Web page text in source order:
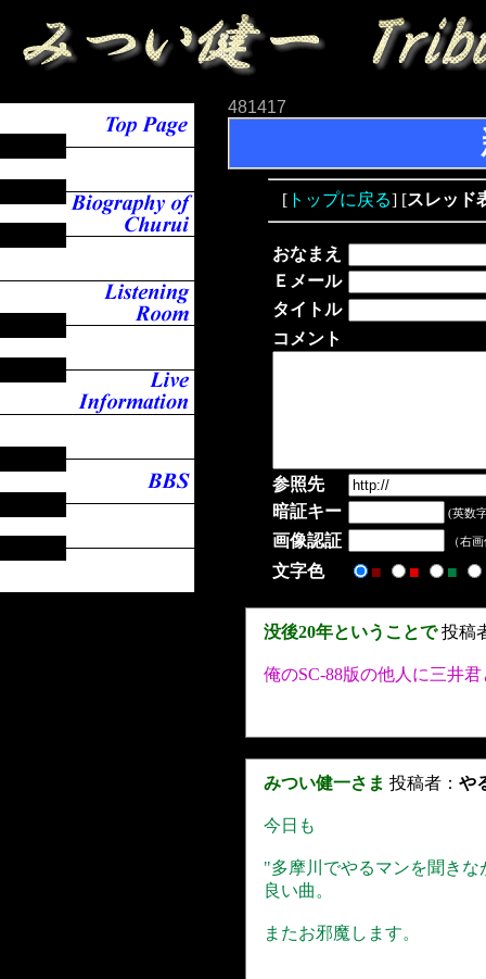
481417
[ トップに戻る] [スレッド
おなまえ
Ｅメール
タイトル
コメント
参照先
暗証キー
(英数
画像認証 （右
文字色 ■ ■ ■
没後20年ということで投稿
俺のSC-88版の他人に三井
みつい健一さま 投稿者： や
今日も
"多摩川でやるマンを聞きな
良い曲。
またお邪魔します。